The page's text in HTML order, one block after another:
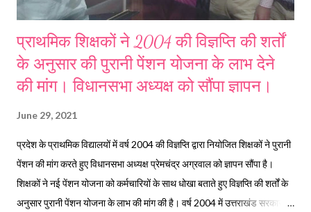
प्राथमिक शिक्षकों ने 2004 की विज्ञप्ति की शर्तों
के अनुसार की पुरानी पेंशन योजना के लाभ देने
की मांग। विधानसभा अध्यक्ष को सौंपा ज्ञापन।
June 29, 2021
प्रदेश के प्राथमिक विद्यालयों में वर्ष 2004 की विज्ञप्ति द्वारा नियोजित शिक्षकों ने पुरानी
पेंशन की मांग करते हुए विधानसभा अध्यक्ष प्रेमचंद्र अग्रवाल को ज्ञापन सौंपा है।
शिक्षकों ने नई पेंशन योजना को कर्मचारियों के साथ धोखा बताते हुए विज्ञप्ति की शर्तों के
अनुसार पुरानी पेंशन योजना के लाभ की मांग की है। वर्ष 2004 में उत्तराखंड सरकार